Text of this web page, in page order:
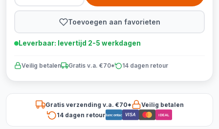
Toevoegen aan favorieten
Leverbaar: levertijd 2-5 werkdagen
Veilig betalen Gratis v.a. €70* 14 dagen retour
Gratis verzending v.a. €70*
Veilig betalen
14 dagen retourBancontact VISA iDEAL